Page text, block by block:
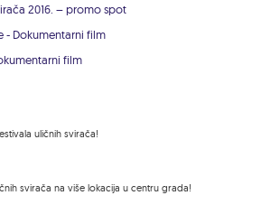
2016. – promo spot
- Dokumentarni film
film
uličnih svirača!
svirača na više lokacija u centru grada!